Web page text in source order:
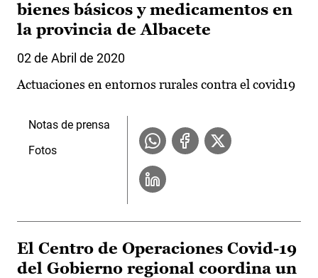
bienes básicos y medicamentos en
la provincia de Albacete
02 de Abril de 2020
Actuaciones en entornos rurales contra el covid19
Notas de prensa
Fotos
El Centro de Operaciones Covid-19
del Gobierno regional coordina un